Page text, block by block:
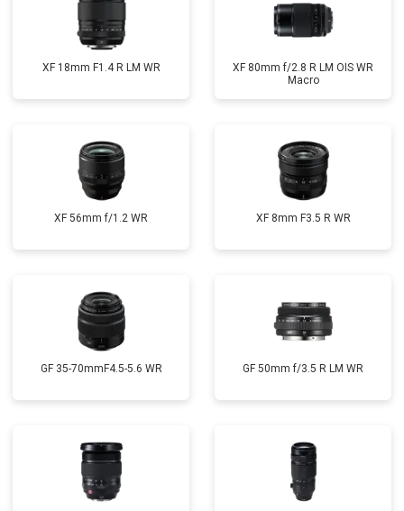
XF 18mm F1.4 R LM WR
XF 80mm f/2.8 R LM OIS WR
Macro
XF 56mm f/1.2 WR XF 8mm F3.5 R WR
GF 35-70mmF4.5-5.6 WR GF 50mm f/3.5 R LM WR